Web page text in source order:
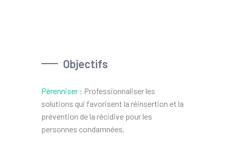
Objectifs
Pérenniser : Professionnaliser les
solutions qui favorisent la réinsertion et la
prévention de la récidive pour les
personnes condamnées.